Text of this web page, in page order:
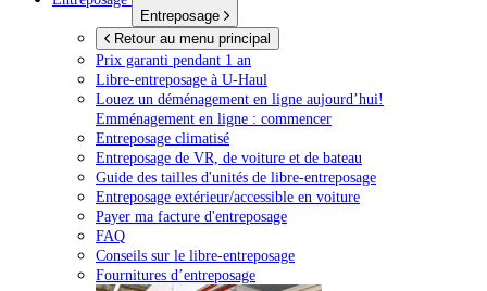
Entreposage
Retour au menu principal
Prix garanti pendant 1 an
Libre-entreposage à U-Haul
Louez un déménagement en ligne aujourd’hui!
Emménagement en ligne : commencer
Entreposage climatisé
Entreposage de VR, de voiture et de bateau
Guide des tailles d'unités de libre-entreposage
Entreposage extérieur/accessible en voiture
Payer ma facture d'entreposage
FAQ
Conseils sur le libre-entreposage
Fournitures d’entreposage